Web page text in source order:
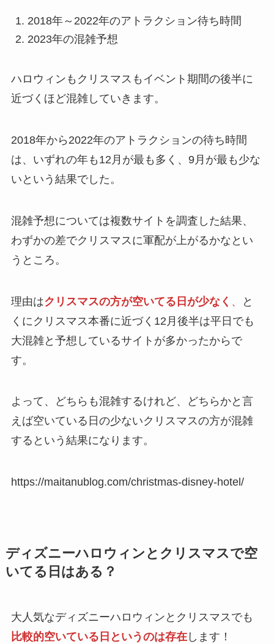
2018年～2022年のアトラクション待ち時間
2023年の混雑予想
ハロウィンもクリスマスもイベント期間の後半に
近づくほど混雑していきます。
2018年から2022年のアトラクションの待ち時間
は、いずれの年も 12月が最も多く、9月が最も少な
い という結果でした。
混雑予想については複数サイトを調査した結果、
わずかの差でクリスマスに軍配が上がるかなとい
うところ。
理由はクリスマスの方が空いてる日が少なく 、
と
くにクリスマス本番に近づく 12月後半は平日でも
大混雑と予想しているサイトが多かったからで
す。
よって、どちらも混雑するけれど、どちらかと言
えば空いている日の少ないクリスマスの方が混雑
するという結果になります。
https://maitanublog.com/christmas-disney-hotel/
ディズニーハロウィンとクリスマスで空
いてる日はある？
大人気なディズニーハロウィンとクリスマスでも
比較的空いている日というのは存在します！